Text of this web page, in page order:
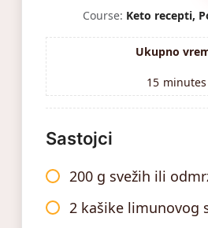
Course: Keto recepti,
Ukupno
15 minutes
Sastojci
200 g svežih ili
2 kašike limunovog